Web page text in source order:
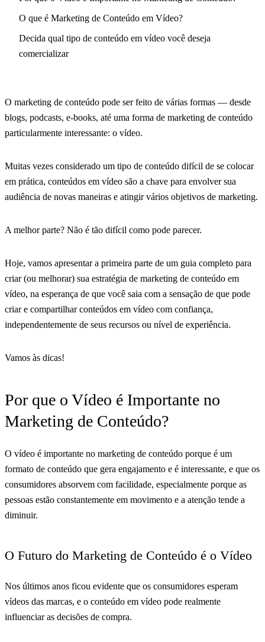
O que é Marketing de Conteúdo em Vídeo?
Decida qual tipo de conteúdo em vídeo você deseja
comercializar
O marketing de conteúdo pode ser feito de várias formas — desde
blogs, podcasts, e-books, até uma forma de marketing de conteúdo
particularmente interessante: o vídeo.
Muitas vezes considerado um tipo de conteúdo difícil de se colocar
em prática, conteúdos em vídeo são a chave para envolver sua
audiência de novas maneiras e atingir vários objetivos de marketing.
A melhor parte? Não é tão difícil como pode parecer.
Hoje, vamos apresentar a primeira parte de um guia completo para
criar (ou melhorar) sua estratégia de marketing de conteúdo em
vídeo, na esperança de que você saia com a sensação de que pode
criar e compartilhar conteúdos em vídeo com confiança,
independentemente de seus recursos ou nível de experiência.
Vamos às dicas!
Por que o Vídeo é Importante no
Marketing de Conteúdo?
O vídeo é importante no marketing de conteúdo porque é um
formato de conteúdo que gera engajamento e é interessante, e que os
consumidores absorvem com facilidade, especialmente porque as
pessoas estão constantemente em movimento e a atenção tende a
diminuir.
O Futuro do Marketing de Conteúdo é o Vídeo
Nos últimos anos ficou evidente que os consumidores esperam
vídeos das marcas, e o conteúdo em vídeo pode realmente
influenciar as decisões de compra.